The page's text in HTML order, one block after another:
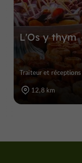
L'Os y thym
Traiteur et réceptions
12,8 km